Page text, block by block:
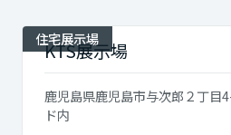
住宅展示場
KTS展示場
鹿児島県鹿児島市与次郎２丁
ド内